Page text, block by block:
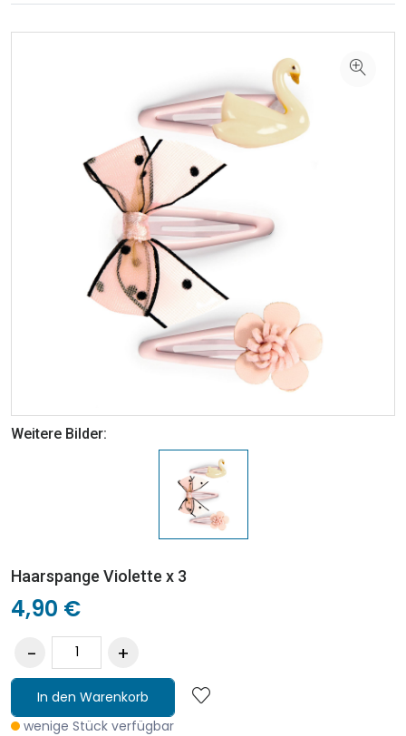
Weitere Bilder:
Haarspange Violette x 3
4,90 €
In den Warenkorb
wenige Stück verfügbar